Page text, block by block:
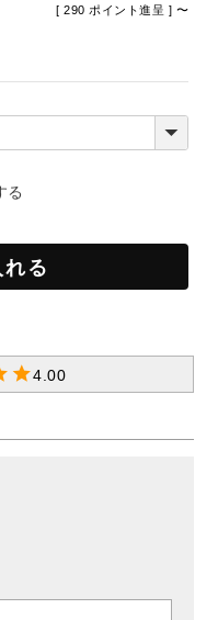
[ 290 ポイント進呈 ] 〜
る
る
4.00